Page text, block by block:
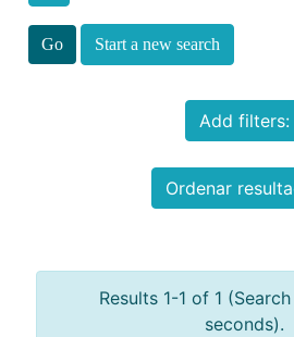
Start a new search
Add filters:
Ordenar
Results 1-1 of 1
seconds).